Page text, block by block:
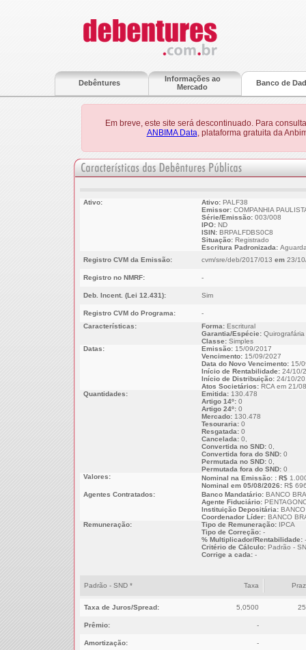
Debêntures
Informações ao
Mercado
Banco de
Em breve, este site será descontinuado. Para
ANBIMA Data, plataforma gratuita da
Ativo: Ativo:PALF38
Emissor:COMPANHIA
Série/Emissão:003/008
IPO: ND
ISIN:BRPALFDBS0C8
Situação:Registrado
Escritura Padronizada:
Registro CVM da Emissão:
cvm/sre/deb/2017/013 em23/
Registro no NMRF: -
Deb. Incent. (Lei 12.431): Sim
Registro CVM do Programa:
-
Características:
Forma:Escritural
Garantia/Espécie:Quirografária
Classe:Simples
Datas:
Emissão:15/09/2017
Vencimento: 15/09/2027
Data do Novo Vencimento:15/
Início de Rentabilidade:24/10/
Início de Distribuição:24/10/
Atos Societários:RCA em 21/
Quantidades:
Emitida:130.478
Artigo 14º:0
Artigo 24º:0
Mercado:130.478
Tesouraria:0
Resgatada:0
Cancelada:0,
Convertida no SND:0,
Convertida fora do SND:0
Permutada no SND:0,
Permutada fora do SND:0
Valores:
Nominal na Emissão: : R$
Nominal em 05/08/2026:R$
Agentes Contratados:
Banco Mandatário:BANCO
Agente Fiduciário:
Instituição Depositária:BANCO
Coordenador Líder:BANCO
Remuneração:
Tipo de Remuneração:IPCA
Tipo de Correção:-
% Multiplicador/Rentabilidade:-
Critério de Cálculo:Padrão -
Corrige a cada:-
Padrão - SND * Taxa
Taxa de Juros/Spread: 5,0500
Prêmio: -
Amortização: -